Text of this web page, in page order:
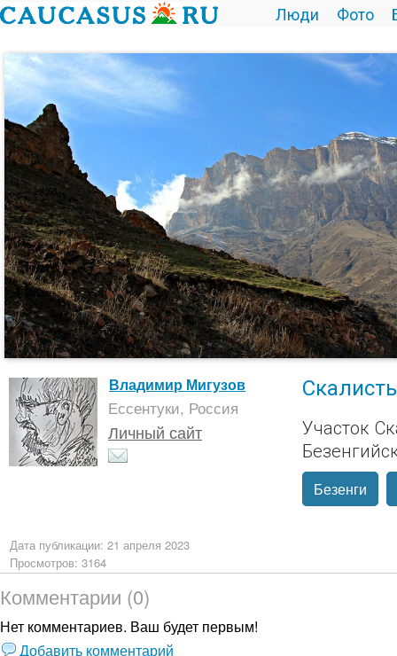
Люди Фото
Владимир Мигузов
Ессентуки, Россия
Личный сайт
Участок
Безенги
Дата публикации: 21 апреля 2023
Просмотров: 3164
Комментарии (0)
Нет комментариев. Ваш будет первым!
Добавить комментарий